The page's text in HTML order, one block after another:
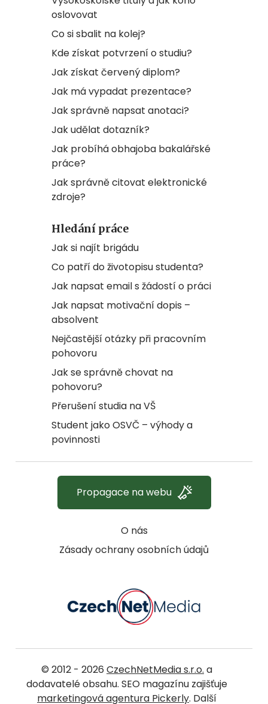
oslovovat
Co si sbalit na kolej?
Kde získat potvrzení o studiu?
Jak získat červený diplom?
Jak má vypadat prezentace?
Jak správně napsat anotaci?
Jak udělat dotazník?
Jak probíhá obhajoba bakalářské
práce?
Jak správně citovat elektronické
zdroje?
Hledání práce
Jak si najít brigádu
Co patří do životopisu studenta?
Jak napsat email s žádostí o práci
Jak napsat motivační dopis –
absolvent
Nejčastější otázky při pracovním
pohovoru
Jak se správně chovat na
pohovoru?
Přerušení studia na VŠ
Student jako OSVČ – výhody a
povinnosti
O nás
Zásady ochrany osobních údajů
Propagace na webu
© 2012 - 2026 CzechNetMedia s.r.o. a
dodavatelé obsahu. SEO magazínu zajišťuje
marketingová agentura Pickerly. Další